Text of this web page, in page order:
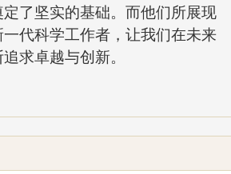
了坚实的基础。而他们所展现
代科学工作者，让我们在未来
求卓越与创新。